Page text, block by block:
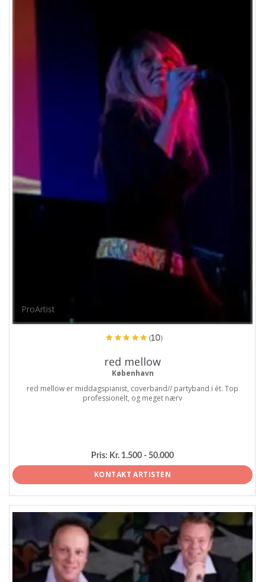
ProArtist
(10)
red mellow
København
red mellow er middagspianist, coverband// partyband i ét. Top
professionelt, og meget nærv
Pris: Kr. 1.500 - 50.000
KONTAKT ARTISTEN